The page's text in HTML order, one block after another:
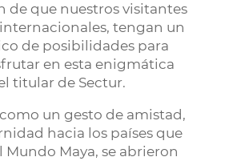
de que nuestros visitantes
tengan un
de posibilidades para
en esta enigmática
titular de Sectur.
un gesto de amistad,
hacia los países que
Maya, se abrieron